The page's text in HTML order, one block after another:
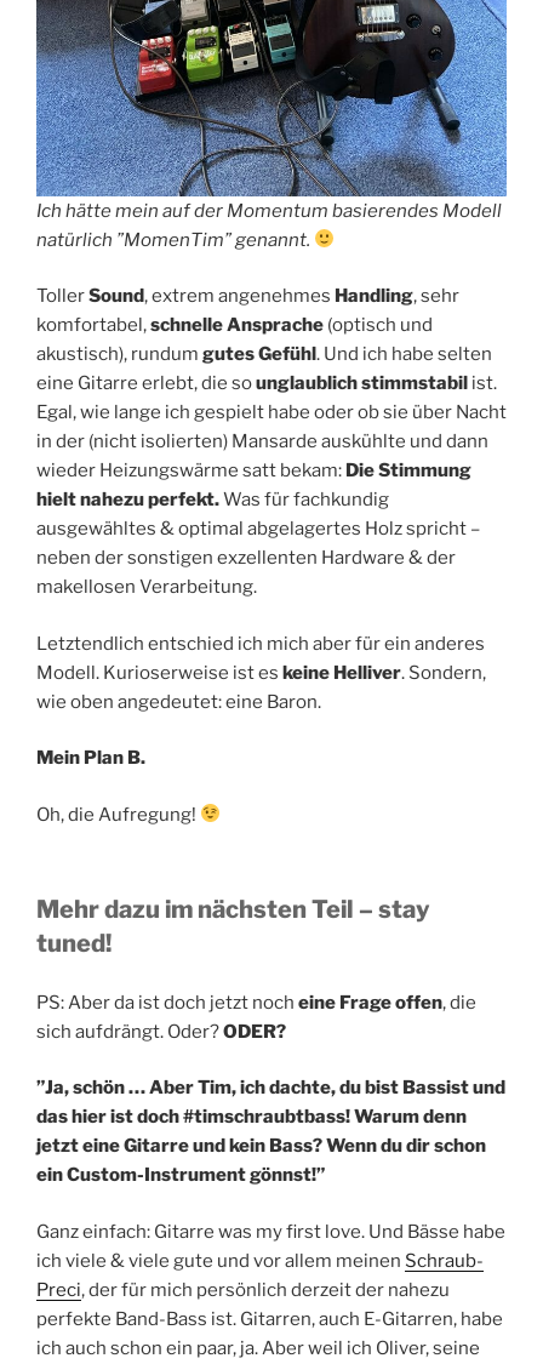
Ich hätte mein auf der Momentum basierendes Modell
natürlich ”MomenTim” genannt.
TollerSound, extrem angenehmes Handling, sehr
komfortabel,schnelle Ansprache (optisch und
akustisch), rundum gutes Gefühl . Und ich habe selten
eine Gitarre erlebt, die sounglaublich stimmstabil ist.
Egal, wie lange ich gespielt habe oder ob sie über Nacht
in der (nicht isolierten) Mansarde auskühlte und dann
wieder Heizungswärme satt bekam: Die Stimmung
hielt nahezu perfekt.Was für fachkundig
ausgewähltes & optimal abgelagertes Holz spricht –
neben der sonstigen exzellenten Hardware & der
makellosen Verarbeitung.
Letztendlich entschied ich mich aber für ein anderes
Modell. Kurioserweise ist es keine Helliver. Sondern,
wie oben angedeutet: eine Baron.
Mein Plan B.
Oh, die Aufregung!
Mehr dazu im nächsten Teil – stay
tuned!
PS: Aber da ist doch jetzt noch eine Frage offen, die
sich aufdrängt. Oder?ODER?
”Ja, schön … Aber Tim, ich dachte, du bist Bassist und
das hier ist doch #timschraubtbass! Warum denn
jetzt eine Gitarre und kein Bass? Wenn du dir schon
ein Custom-Instrument gönnst!”
Ganz einfach: Gitarre was my first love. Und Bässe habe
ich viele & viele gute und vor allem meinen Schraub-
Preci, der für mich persönlich derzeit der nahezu
perfekte Band-Bass ist. Gitarren, auch E-Gitarren, habe
ich auch schon ein paar, ja. Aber weil ich Oliver, seine